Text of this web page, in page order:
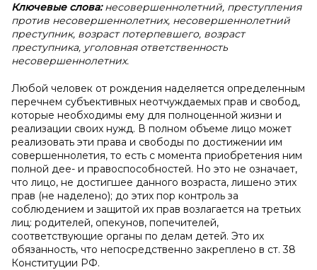
Ключевые слова:несовершеннолетний, преступления
против несовершеннолетних, несовершеннолетний
преступник, возраст потерпевшего, возраст
преступника, уголовная ответственность
несовершеннолетних.
Любой человек от рождения наделяется определенным
перечнем субъективных неотчуждаемых прав и свобод,
которые необходимы ему для полноценной жизни и
реализации своих нужд. В полном объеме лицо может
реализовать эти права и свободы по достижении им
совершеннолетия, то есть с момента приобретения ним
полной дее- и правоспособностей. Но это не означает,
что лицо, не достигшее данного возраста, лишено этих
прав (не наделено); до этих пор контроль за
соблюдением и защитой их прав возлагается на третьих
лиц: родителей, опекунов, попечителей,
соответствующие органы по делам детей. Это их
обязанность, что непосредственно закреплено в ст. 38
Конституции РФ.